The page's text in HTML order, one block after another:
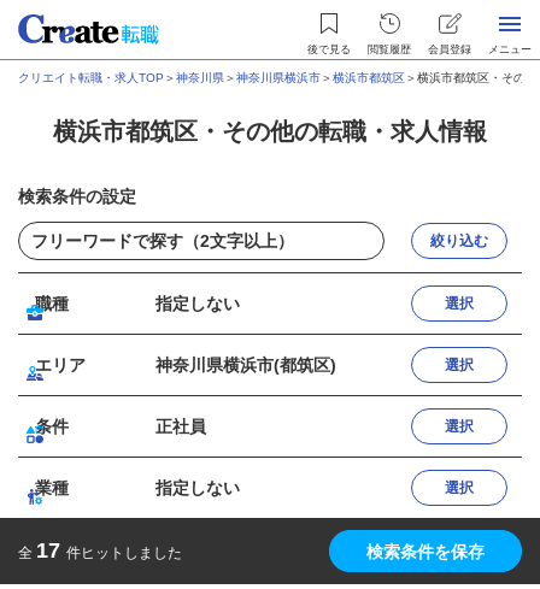
後で見る 閲覧履歴 会員登録 メニュー
クリエイト転職・求人TOP ＞神奈川県＞神奈川県横浜市＞横浜市都筑区＞横浜市都筑区・その
横浜市都筑区・その他の転職・求人情報
検索条件の設定
絞り込む
職種 指定しない 選択
エリア 神奈川県横浜市(都筑区) 選択
条件 正社員 選択
業種 指定しない 選択
全 17 件ヒットしました 検索条件を保存